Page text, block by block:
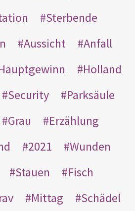
Sterbende
Aussicht
Anfall
Holland
Security
Parksäule
Grau
Erzählung
2021
Wunden
Stauen
Fisch
Mittag Schädel